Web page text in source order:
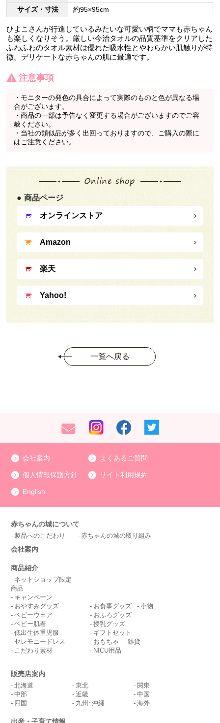
サイズ・寸法
約95×95cm
ひよこさんが行進しているみたいな可愛い柄でママも赤ちゃん
も楽しくなりそう。厳しい今治タオルの品質基準をクリアした
ふわふわのタオル素材は優れた吸水性とやわらかい肌触りが特
徴。デリケートな赤ちゃんの肌に最適です。
注意事項
・モニターの発色の具合によって実際のものと色が異なる場
合がございます。
・商品の一部は予告なく変更する場合がございますのでご容
赦ください。
・当社の類似品が多く出回っておりますので、ご購入の際に
はご注意ください。
商品ページ
オンラインストア
Amazon
楽天
Yahoo!
一覧へ戻る
会社案内 よくあるご質問
個人情報保護方針 サイト利用規約
English
赤ちゃんの城について
製品へのこだわり 赤ちゃんの城の取り組み
会社案内
商品紹介
ネットショップ限定
商品
キャンペーン
おやすみグッズ
ベビーウェア
ベビー肌着
低出生体重児服
セレモニードレス
こだわり素材
お食事グッズ
小物
おふろグッズ
授乳グッズ
ギフトセット
おもちゃ
雑貨
NICU用品
販売店案内
北海道 東北
関東
中部
近畿
中国
四国
九州･沖縄 海外